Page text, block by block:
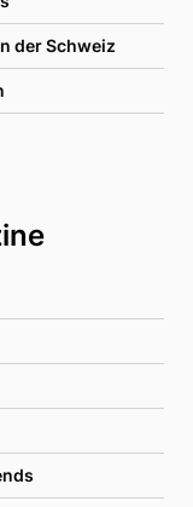
der Schweiz